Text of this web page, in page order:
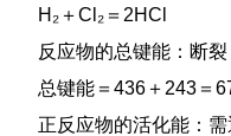
H₂＋Cl₂＝2HCl
反应物的总键能：断
总键能＝436＋243＝
正反应物的活化能：需